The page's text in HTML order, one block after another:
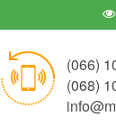
(066)
(068)